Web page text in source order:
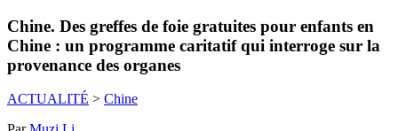
Chine. Des greffes de foie gratuites pour enfants en
Chine : un programme caritatif qui interroge sur la
provenance des organes
ACTUALITÉ > Chine